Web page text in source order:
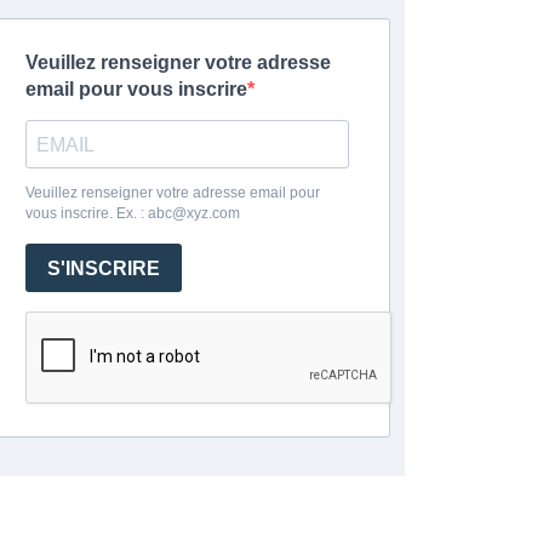
Veuillez renseigner votre adresse
email pour vous inscrire
Veuillez renseigner votre adresse email pour
vous inscrire. Ex. : abc@xyz.com
S'INSCRIRE